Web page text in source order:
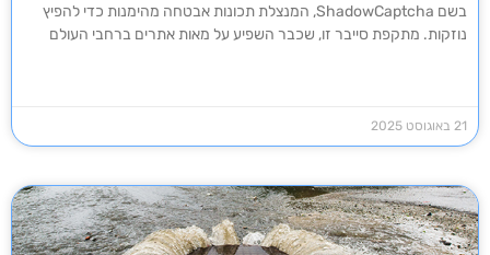
בשם ShadowCaptcha, המנצלת תכונות אבטחה מהימנות כדי להפיץ
נוזקות. מתקפת סייבר זו, שכבר השפיע על מאות אתרים ברחבי העולם
21 באוגוסט 2025